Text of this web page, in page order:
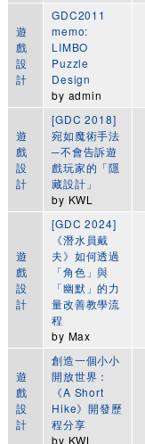
遊
戲
設
計
GDC2011
memo:
LIMBO
Puzzle
Design
by admin
遊
戲
設
計
[GDC 2018]
宛如魔術手法
─不會告訴遊
戲玩家的「隱
藏設計」
by KWL
遊
戲
設
計
[GDC 2024]
《潛水員戴
夫》如何透過
「角色」與
「幽默」的力
量改善教學流
程
by Max
遊
戲
設
計
創造一個小小
開放世界：
《A Short
Hike》開發歷
程分享
by KWL